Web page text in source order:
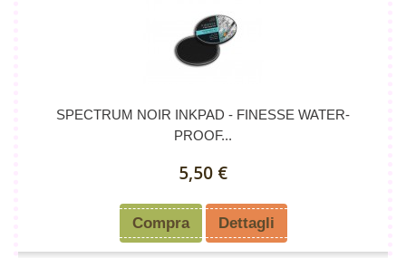
SPECTRUM NOIR INKPAD - FINESSE WATER-
PROOF...
5,50 €
Compra Dettagli